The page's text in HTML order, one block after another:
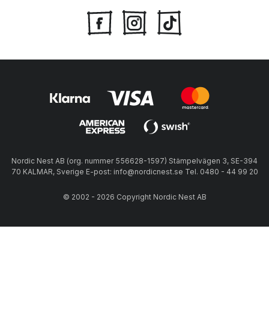
Nordic Nest AB (org. nummer 556628-1597) Stämpelvägen 3, SE-394
70 KALMAR, Sverige E-post: info@nordicnest.se Tel. 0480 - 44 99 20
© 2002 - 2026 Copyright Nordic Nest AB